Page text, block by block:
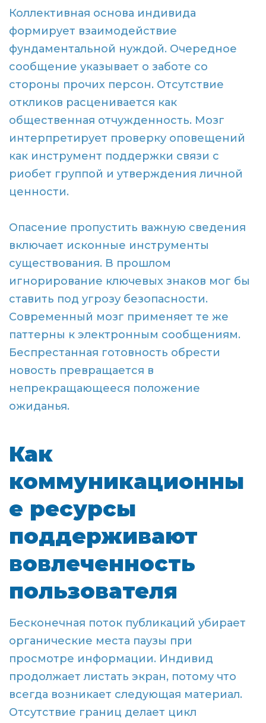
Коллективная основа индивида
формирует взаимодействие
фундаментальной нуждой. Очередное
сообщение указывает о заботе со
стороны прочих персон. Отсутствие
откликов расценивается как
общественная отчужденность. Мозг
интерпретирует проверку оповещений
как инструмент поддержки связи с
риобет группой и утверждения личной
ценности.
Опасение пропустить важную сведения
включает исконные инструменты
существования. В прошлом
игнорирование ключевых знаков мог бы
ставить под угрозу безопасности.
Современный мозг применяет те же
паттерны к электронным сообщениям.
Беспрестанная готовность обрести
новость превращается в
непрекращающееся положение
ожиданья.
Как
коммуникационны
е ресурсы
поддерживают
вовлеченность
пользователя
Бесконечная поток публикаций убирает
органические места паузы при
просмотре информации. Индивид
продолжает листать экран, потому что
всегда возникает следующая материал.
Отсутствие границ делает цикл